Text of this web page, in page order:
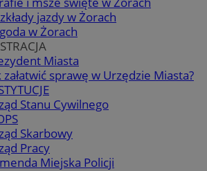
jazdy w Żorach
w Żorach
Miasta
załatwić sprawę w Urzędzie Miasta?
Stanu Cywilnego
Skarbowy
Pracy
Miejska Policji